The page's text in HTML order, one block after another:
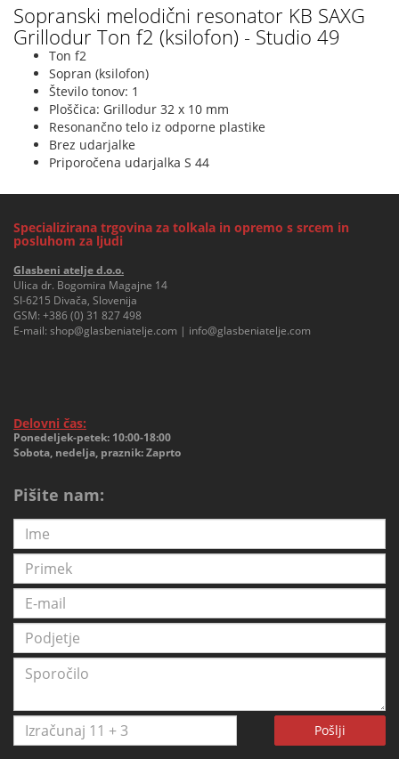
Sopranski melodični resonator KB SAXG
Grillodur Ton f2 (ksilofon) - Studio 49
Ton f2
Sopran (ksilofon)
Število tonov: 1
Ploščica: Grillodur 32 x 10 mm
Resonančno telo iz odporne plastike
Brez udarjalke
Priporočena udarjalka S 44
Specializirana trgovina za tolkala in opremo s srcem in
posluhom za ljudi
Glasbeni atelje d.o.o.
Ulica dr. Bogomira Magajne 14
SI-6215 Divača, Slovenija
GSM: +386 (0) 31 827 498
E-mail: shop@glasbeniatelje.com | info@glasbeniatelje.com
Delovni čas:
Ponedeljek-petek: 10:00-18:00
Sobota, nedelja, praznik: Zaprto
Pišite nam:
Pošlji